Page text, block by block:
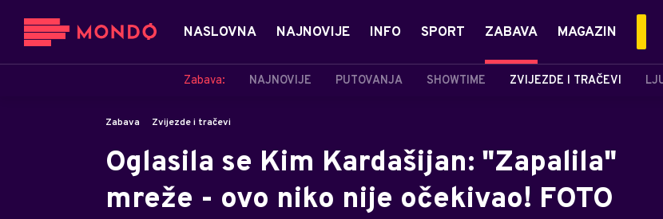
NASLOVNA NAJNOVIJE INFO SPORT ZABAVA
Zabava: NAJNOVIJE PUTOVANJA SHOWTIME ZVIJEZDE I TRAČEVI
MAGAZIN
Zabava Zvijezde i tračevi
Oglasila se Kim Kardašijan: "Zapalila"
mreže - ovo niko nije očekivao! FOTO